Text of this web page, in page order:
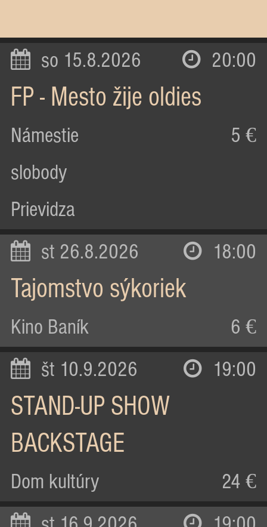
so 15.8.2026 20:00
FP - Mesto žije oldies
Námestie
slobody
Prievidza
5 €
st 26.8.2026 18:00
Tajomstvo sýkoriek
Kino Baník 6 €
št 10.9.2026 19:00
STAND-UP SHOW
BACKSTAGE
Dom kultúry 24 €